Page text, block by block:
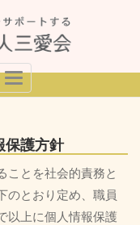
Toggle Navigation
護方針
ことを社会的責務と
のとおり定め、職員
以上に個人情報保護